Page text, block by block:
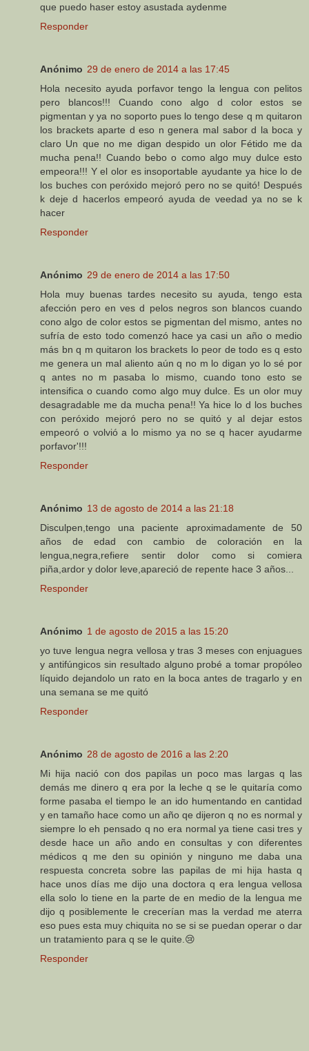
que puedo haser estoy asustada aydenme
Responder
Anónimo 29 de enero de 2014 a las 17:45
Hola necesito ayuda porfavor tengo la lengua con pelitos
pero blancos!!! Cuando cono algo d color estos se
pigmentan y ya no soporto pues lo tengo dese q m quitaron
los brackets aparte d eso n genera mal sabor d la boca y
claro Un que no me digan despido un olor Fétido me da
mucha pena!! Cuando bebo o como algo muy dulce esto
empeora!!! Y el olor es insoportable ayudante ya hice lo de
los buches con peróxido mejoró pero no se quitó! Después
k deje d hacerlos empeoró ayuda de veedad ya no se k
hacer
Responder
Anónimo 29 de enero de 2014 a las 17:50
Hola muy buenas tardes necesito su ayuda, tengo esta
afección pero en ves d pelos negros son blancos cuando
cono algo de color estos se pigmentan del mismo, antes no
sufría de esto todo comenzó hace ya casi un año o medio
más bn q m quitaron los brackets lo peor de todo es q esto
me genera un mal aliento aún q no m lo digan yo lo sé por
q antes no m pasaba lo mismo, cuando tono esto se
intensifica o cuando como algo muy dulce. Es un olor muy
desagradable me da mucha pena!! Ya hice lo d los buches
con peróxido mejoró pero no se quitó y al dejar estos
empeoró o volvió a lo mismo ya no se q hacer ayudarme
porfavor'!!!
Responder
Anónimo 13 de agosto de 2014 a las 21:18
Disculpen,tengo una paciente aproximadamente de 50
años de edad con cambio de coloración en la
lengua,negra,refiere sentir dolor como si comiera
piña,ardor y dolor leve,apareció de repente hace 3 años...
Responder
Anónimo 1 de agosto de 2015 a las 15:20
yo tuve lengua negra vellosa y tras 3 meses con enjuagues
y antifúngicos sin resultado alguno probé a tomar propóleo
líquido dejandolo un rato en la boca antes de tragarlo y en
una semana se me quitó
Responder
Anónimo 28 de agosto de 2016 a las 2:20
Mi hija nació con dos papilas un poco mas largas q las
demás me dinero q era por la leche q se le quitaría como
forme pasaba el tiempo le an ido humentando en cantidad
y en tamaño hace como un año qe dijeron q no es normal y
siempre lo eh pensado q no era normal ya tiene casi tres y
desde hace un año ando en consultas y con diferentes
médicos q me den su opinión y ninguno me daba una
respuesta concreta sobre las papilas de mi hija hasta q
hace unos días me dijo una doctora q era lengua vellosa
ella solo lo tiene en la parte de en medio de la lengua me
dijo q posiblemente le crecerían mas la verdad me aterra
eso pues esta muy chiquita no se si se puedan operar o dar
un tratamiento para q se le quite.😢
Responder